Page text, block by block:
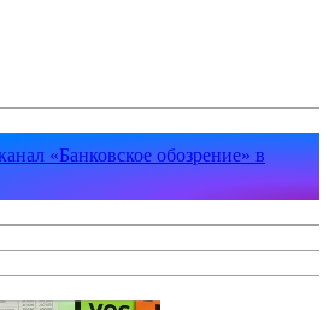
«Банковское обозрение» в